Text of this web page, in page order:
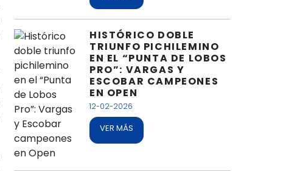
HISTÓRICO DOBLE
TRIUNFO PICHILEMINO
EN EL “PUNTA DE LOBOS
PRO”: VARGAS Y
ESCOBAR CAMPEONES
EN OPEN
12-02-2026
VER MÁS